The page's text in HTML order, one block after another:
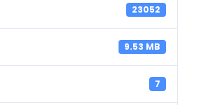
23052
9.53 MB
7